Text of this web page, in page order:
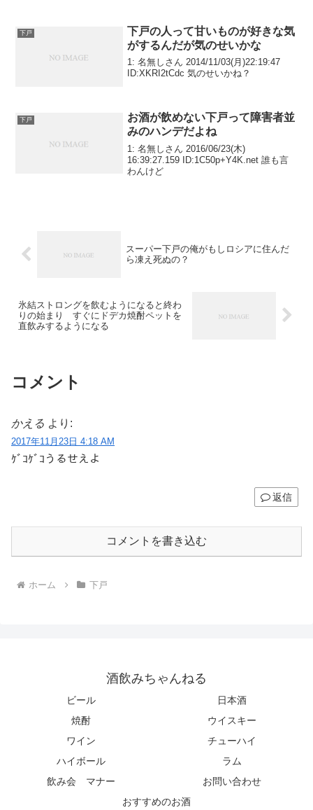
下戸
下戸の人って甘いものが好きな気
がするんだが気のせいかな
1: 名無しさん 2014/11/03(月)22:19:47
ID:XKRI2tCdc 気のせいかね？
下戸
お酒が飲めない下戸って障害者並
みのハンデだよね
1: 名無しさん 2016/06/23(木)
16:39:27.159 ID:1C50p+Y4K.net 誰も言
わんけど
スーパー下戸の俺がもしロシアに住んだ
ら凍え死ぬの？
氷結ストロングを飲むようになると終わ
りの始まり すぐにドデカ焼酎ペットを
直飲みするようになる
コメント
かえる より:
2017年11月23日 4:18 AM
ｹﾞｺｹﾞｺうるせえよ
返信
コメントを書き込む
ホーム 下戸
酒飲みちゃんねる
ビール
日本酒
焼酎
ウイスキー
ワイン
チューハイ
ハイボール
ラム
飲み会 マナー
お問い合わせ
おすすめのお酒